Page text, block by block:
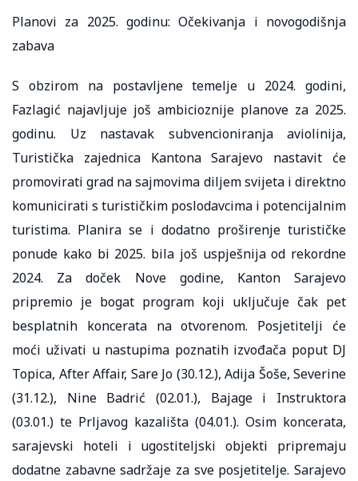
Planovi za 2025. godinu: Očekivanja i novogodišnja
zabava
S obzirom na postavljene temelje u 2024. godini,
Fazlagić najavljuje još ambicioznije planove za 2025.
godinu. Uz nastavak subvencioniranja aviolinija,
Turistička zajednica Kantona Sarajevo nastavit će
promovirati grad na sajmovima diljem svijeta i direktno
komunicirati s turističkim poslodavcima i potencijalnim
turistima. Planira se i dodatno proširenje turističke
ponude kako bi 2025. bila još uspješnija od rekordne
2024. Za doček Nove godine, Kanton Sarajevo
pripremio je bogat program koji uključuje čak pet
besplatnih koncerata na otvorenom. Posjetitelji će
moći uživati u nastupima poznatih izvođača poput DJ
Topica, After Affair, Sare Jo (30.12.), Adija Šoše, Severine
(31.12.), Nine Badrić (02.01.), Bajage i Instruktora
(03.01.) te Prljavog kazališta (04.01.). Osim koncerata,
sarajevski hoteli i ugostiteljski objekti pripremaju
dodatne zabavne sadržaje za sve posjetitelje. Sarajevo